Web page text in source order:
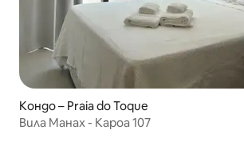
Кондо – Praia do Toque
Вила Манах - Кароа 107